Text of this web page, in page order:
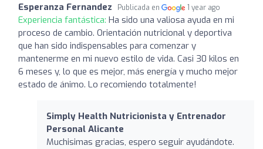
Esperanza Fernandez Publicada en 1 year ago
Experiencia fantástica: Ha sido una valiosa ayuda en mi
proceso de cambio. Orientación nutricional y deportiva
que han sido indispensables para comenzar y
mantenerme en mi nuevo estilo de vida. Casi 30 kilos en
6 meses y, lo que es mejor, más energía y mucho mejor
estado de ánimo. Lo recomiendo totalmente!
Simply Health Nutricionista y Entrenador
Personal Alicante
Muchisimas gracias, espero seguir ayudándote.